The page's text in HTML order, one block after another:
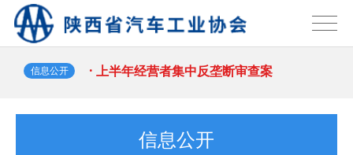
信息公开
2026-07-23
车品牌需重塑全球话语体系
2026-07-22
· 中国品牌欧洲销量暴涨118%！
2026-07-22
· 上半年经营者集中反垄断审查案
件，汽车业集中数量最多；上半年国
· 习近平出席2026世界人工智能大会
信息公开